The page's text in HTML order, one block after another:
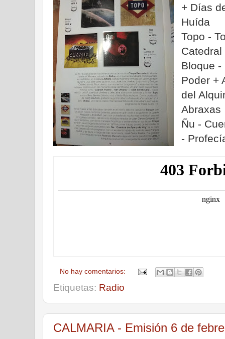
+ Días
Huída
Topo -
Catedral
Bloque -
Poder +
del
Abraxas
Ñu -
-
No hay comentarios:
Etiquetas: Radio
CALMARIA - Emisión 6 de